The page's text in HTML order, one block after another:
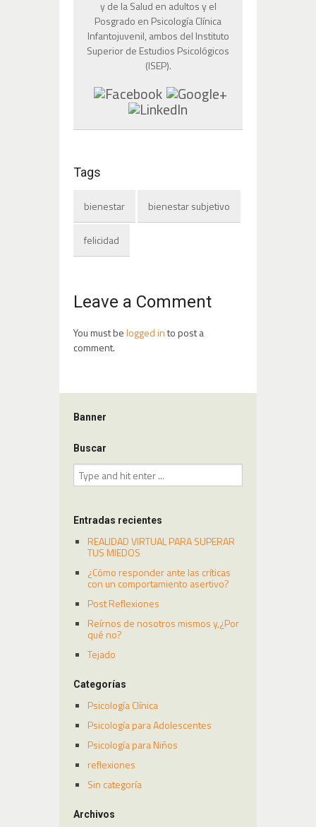
y de la Salud en adultos y el
Posgrado en Psicología Clínica
Infantojuvenil, ambos del Instituto
Superior de Estudios Psicológicos
(ISEP).
Tags
bienestar bienestar subjetivo
felicidad
Leave a Comment
You must belogged into post a
comment.
Banner
Buscar
Entradas recientes
REALIDAD VIRTUAL PARA SUPERAR
TUS MIEDOS
¿Cómo responder ante las críticas
con un comportamiento asertivo?
Post Reflexiones
Reírnos de nosotros mismos y,¿Por
qué no?
Tejado
Categorías
Psicología Clínica
Psicología para Adolescentes
Psicología para Niños
reflexiones
Sin categoría
Archivos